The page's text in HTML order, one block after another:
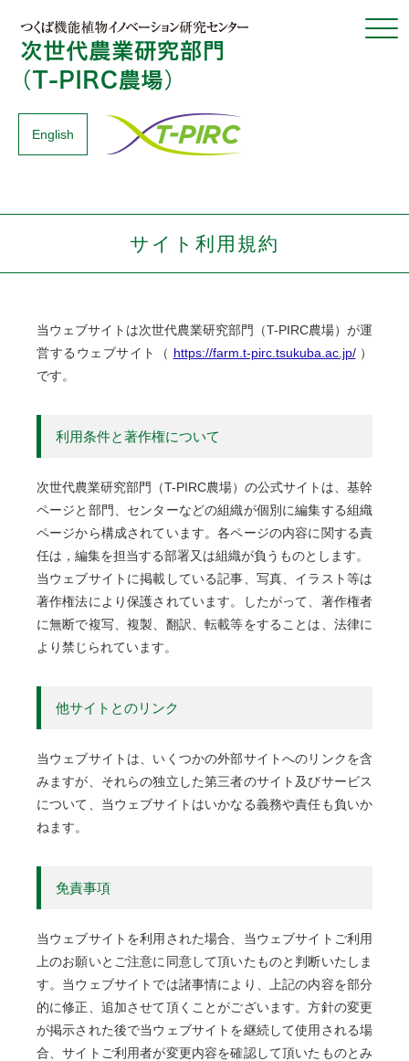
English
Click
サイト利用規約
当ウェブサイトは次世代農業研究部門（T-PIRC農場）が運
営するウェブサイト（ https://farm.t-pirc.tsukuba.ac.jp/）
です。
利用条件と著作権について
次世代農業研究部門（T-PIRC農場）の公式サイトは、基幹
ページと部門、センターなどの組織が個別に編集する組織
ページから構成されています。各ページの内容に関する責
任は，編集を担当する部署又は組織が負うものとします。
当ウェブサイトに掲載している記事、写真、イラスト等は
著作権法により保護されています。したがって、著作権者
に無断で複写、複製、翻訳、転載等をすることは、法律に
より禁じられています。
他サイトとのリンク
当ウェブサイトは、いくつかの外部サイトへのリンクを含
みますが、それらの独立した第三者のサイト及びサービス
について、当ウェブサイトはいかなる義務や責任も負いか
ねます。
免責事項
当ウェブサイトを利用された場合、当ウェブサイトご利用
上のお願いとご注意に同意して頂いたものと判断いたしま
す。当ウェブサイトでは諸事情により、上記の内容を部分
的に修正、追加させて頂くことがございます。方針の変更
が掲示された後で当ウェブサイトを継続して使用される場
合、サイトご利用者が変更内容を確認して頂いたものとみ